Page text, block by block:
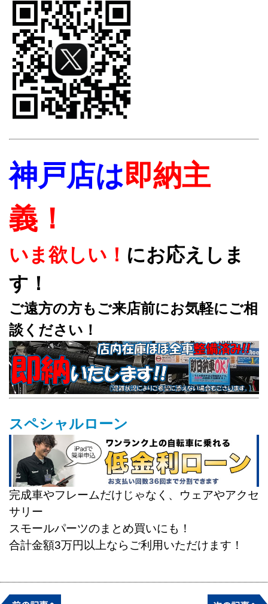
神戸店は即納主
義！
いま欲しい！ にお応えしま
す！
ご遠方の方もご来店前にお気軽にご相
談ください！
スペシャルローン
完成車やフレームだけじゃなく、ウェアやアクセ
サリー
スモールパーツのまとめ買いにも！
合計金額3万円以上ならご利用いただけます！